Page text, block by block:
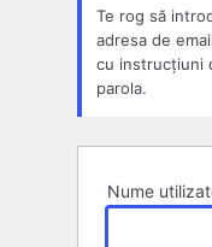
Te rog să
adresa de
cu instrucțiuni
parola.
Nume